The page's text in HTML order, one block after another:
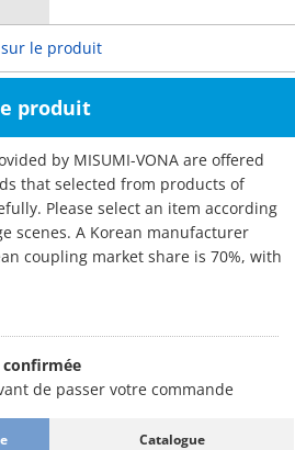
le produit
produit
by MISUMI-VONA are offered
that selected from products of
Please select an item according
scenes. A Korean manufacturer
coupling market share is 70%, with
maker. Rich selection, and short
confirmée
de passer votre commande
Catalogue